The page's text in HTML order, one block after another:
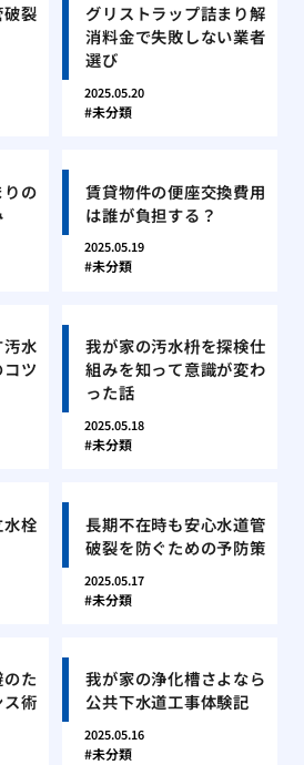
裂
グリストラップ詰まり解
消料金で失敗しない業者
選び
2025.05.20
未分類
の
賃貸物件の便座交換費用
は誰が負担する？
2025.05.19
未分類
水
ツ
我が家の汚水枡を探検仕
組みを知って意識が変わ
った話
2025.05.18
未分類
栓
長期不在時も安心水道管
破裂を防ぐための予防策
2025.05.17
未分類
た
術
我が家の浄化槽さよなら
公共下水道工事体験記
2025.05.16
未分類